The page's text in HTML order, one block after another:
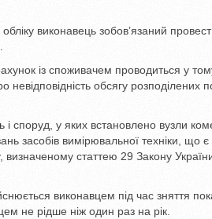
виконавець зобов’язаний
із споживачем проводиться у
обсягу розподілених
споруд, у яких встановлено вузли
засобів вимірювальної техніки, що
визначеному статтею 29 Закону
виконавцем під час зняття
не рідше ніж один раз на рік.